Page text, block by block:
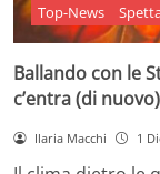
Top-News
Ballando con le
c’entra (di
Ilaria Macchi 1